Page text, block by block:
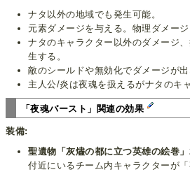
ナタ以外の地域でも発生可能。
元素ダメージを与える。物理ダメージ
ナタのキャラクター以外のダメージ
生する。
敵のシールドや無効化でダメージが出
主人公/炎は夜魂を扱えるがナタのキ
「夜魂バースト」関連の効果
装備:
聖遺物「灰燼の都に立つ英雄の絵巻
付近にいるチーム内キャラクターが